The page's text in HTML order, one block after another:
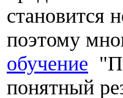
становится
поэтому
обучение
понятный